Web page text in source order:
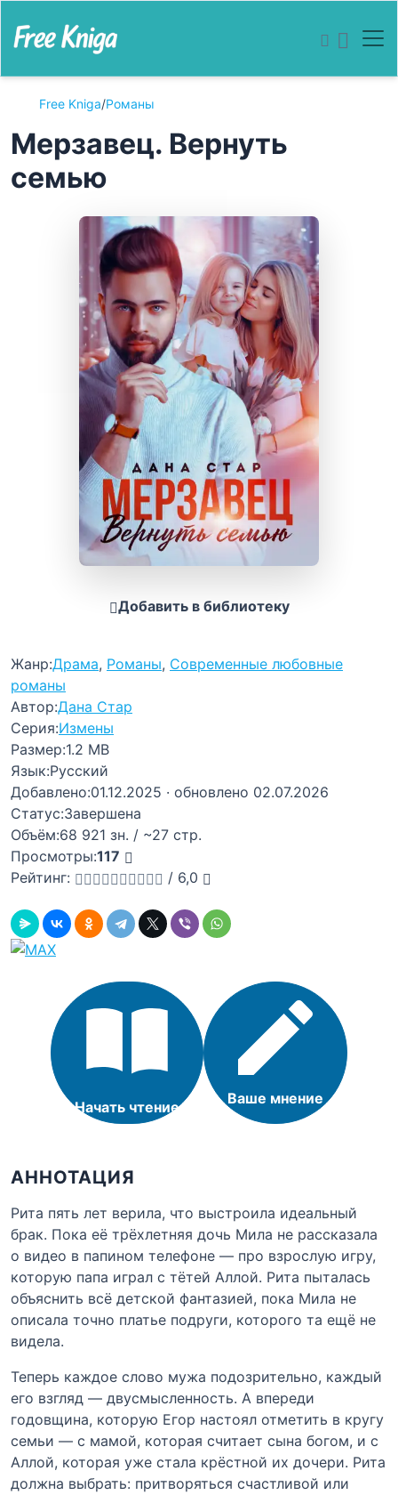
Free Kniga/Романы
Мерзавец. Вернуть
семью
Добавить в библиотеку
Жанр:Драма, Романы, Современные любовные
романы
Автор:Дана Стар
Серия:Измены
Размер:1.2 MB
Язык:Русский
Добавлено:01.12.2025 · обновлено 02.07.2026
Статус:Завершена
Объём:68 921 зн. / ~27 стр.
Просмотры:117
Рейтинг:
/ 6,0
Начать чтение Ваше мнение
АННОТАЦИЯ
Рита пять лет верила, что выстроила идеальный
брак. Пока её трёхлетняя дочь Мила не рассказала
о видео в папином телефоне — про взрослую игру,
которую папа играл с тётей Аллой. Рита пыталась
объяснить всё детской фантазией, пока Мила не
описала точно платье подруги, которого та ещё не
видела.
Теперь каждое слово мужа подозрительно, каждый
его взгляд — двусмысленность. А впереди
годовщина, которую Егор настоял отметить в кругу
семьи — с мамой, которая считает сына богом, и с
Аллой, которая уже стала крёстной их дочери. Рита
должна выбрать: притворяться счастливой или